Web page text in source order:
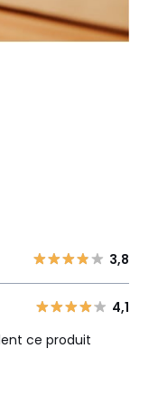
3,8
4,1
ce produit